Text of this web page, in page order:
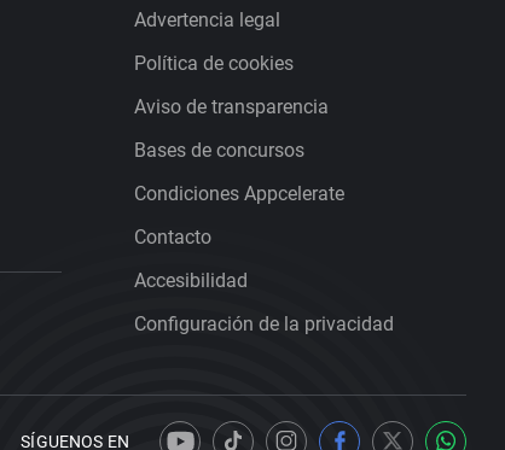
Advertencia legal
Política de cookies
Aviso de transparencia
Bases de concursos
Condiciones Appcelerate
Contacto
Accesibilidad
Configuración de la privacidad
SÍGUENOS EN